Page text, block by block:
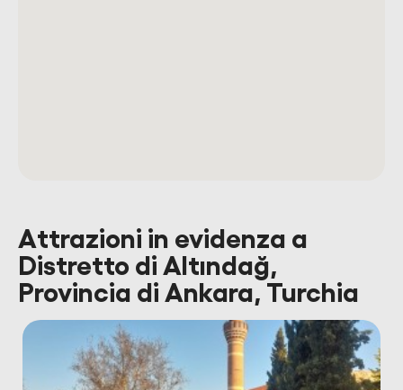
Attrazioni in evidenza a
Distretto di Altındağ,
Provincia di Ankara, Turchia